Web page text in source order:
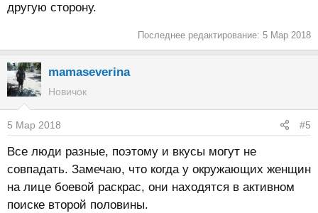
другую сторону.
Последнее редактирование: 5 Мар 2018
mamaseverina
Новичок
5 Мар 2018 #5
Все люди разные, поэтому и вкусы могут не
совпадать. Замечаю, что когда у окружающих женщин
на лице боевой раскрас, они находятся в активном
поиске второй половины.